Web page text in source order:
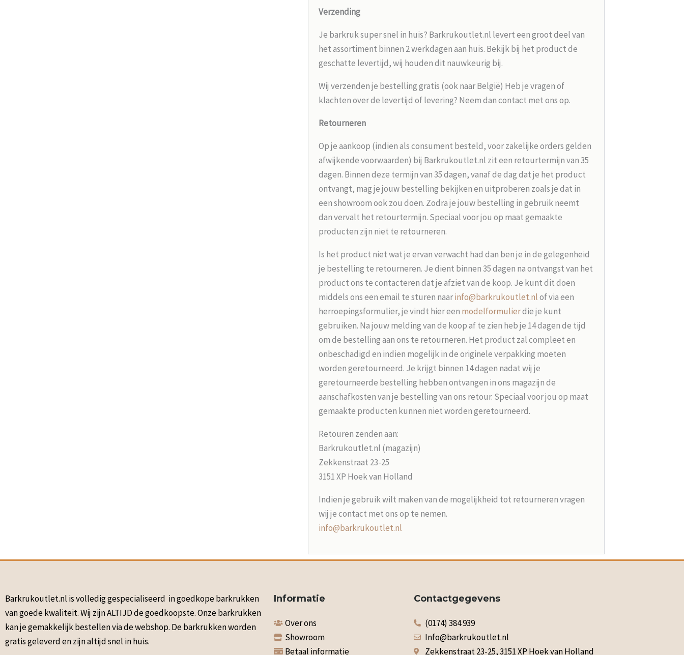
Verzending
Je barkruk super snel in huis? Barkrukoutlet.nl levert een groot deel van
het assortiment binnen 2 werkdagen aan huis. Bekijk bij het product de
geschatte levertijd, wij houden dit nauwkeurig bij.
Wij verzenden je bestelling gratis (ook naar België) Heb je vragen of
klachten over de levertijd of levering? Neem dan contact met ons op.
Retourneren
Op je aankoop (indien als consument besteld, voor zakelijke orders gelden
afwijkende voorwaarden) bij Barkrukoutlet.nl zit een retourtermijn van 35
dagen. Binnen deze termijn van 35 dagen, vanaf de dag dat je het product
ontvangt, mag je jouw bestelling bekijken en uitproberen zoals je dat in
een showroom ook zou doen. Zodra je jouw bestelling in gebruik neemt
dan vervalt het retourtermijn. Speciaal voor jou op maat gemaakte
producten zijn niet te retourneren.
Is het product niet wat je ervan verwacht had dan ben je in de gelegenheid
je bestelling te retourneren. Je dient binnen 35 dagen na ontvangst van het
product ons te contacteren dat je afziet van de koop. Je kunt dit doen
middels ons een email te sturen naarinfo@barkrukoutlet.nlof via een
herroepingsformulier, je vindt hier een modelformulierdie je kunt
gebruiken. Na jouw melding van de koop af te zien heb je 14 dagen de tijd
om de bestelling aan ons te retourneren. Het product zal compleet en
onbeschadigd en indien mogelijk in de originele verpakking moeten
worden geretourneerd. Je krijgt binnen 14 dagen nadat wij je
geretourneerde bestelling hebben ontvangen in ons magazijn de
aanschafkosten van je bestelling van ons retour. Speciaal voor jou op maat
gemaakte producten kunnen niet worden geretourneerd.
Retouren zenden aan:
Barkrukoutlet.nl (magazijn)
Zekkenstraat 23-25
3151 XP Hoek van Holland
Indien je gebruik wilt maken van de mogelijkheid tot retourneren vragen
wij je contact met ons op te nemen.
info@barkrukoutlet.nl
Barkrukoutlet.nl is volledig gespecialiseerd in goedkope barkrukken
van goede kwaliteit. Wij zijn ALTIJD de goedkoopste. Onze barkrukken
kan je gemakkelijk bestellen via de webshop. De barkrukken worden
gratis geleverd en zijn altijd snel in huis.
Informatie
Over ons
Showroom
Betaal informatie
Contactgegevens
(0174) 384 939
Info@barkrukoutlet.nl
Zekkenstraat 23-25, 3151 XP Hoek van Holland